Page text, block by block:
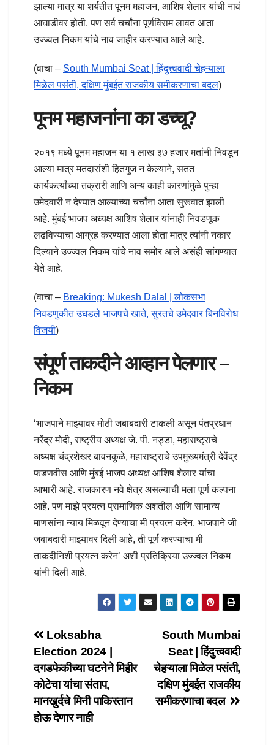
झाल्या मात्र या शर्यतीत पूनम महाजन, आशिष शेलार यांची नावं
आघाडीवर होती. पण सर्व चर्चांना पूर्णविराम लावत आता
उज्ज्वल निकम यांचे नाव जाहीर करण्यात आले आहे.
(वाचा – South Mumbai Seat | हिंदुत्त्ववादी चेहऱ्याला
मिळेल पसंती, दक्षिण मुंबईत राजकीय समीकरणाचा बदल)
पूनम महाजनांना का डच्चू?
२०१९ मध्ये पूनम महाजन या १ लाख ३७ हजार मतांनी निवडून
आल्या मात्र मतदारांशी हितगुज न केल्याने, सतत
कार्यकर्त्यांच्या तक्रारी आणि अन्य काही कारणांमुळे पुन्हा
उमेदवारी न देण्यात आल्याच्या चर्चांना आता सुरूवात झाली
आहे. मुंबई भाजप अध्यक्ष आशिष शेलार यांनाही निवडणूक
लढविण्याचा आग्रह करण्यात आला होता मात्र त्यांनी नकार
दिल्याने उज्ज्वल निकम यांचे नाव समोर आले असंही सांगण्यात
येते आहे.
(वाचा – Breaking: Mukesh Dalal | लोकसभा
निवडणुकीत उघडले भाजपचे खाते, सुरतचे उमेदवार बिनविरोध
विजयी)
संपूर्ण ताकदीने आव्हान पेलणार –
निकम
‘भाजपाने माझ्यावर मोठी जबाबदारी टाकली असून पंतप्रधान
नरेंद्र मोदी, राष्ट्रीय अध्यक्ष जे. पी. नड्डा, महाराष्ट्राचे
अध्यक्ष चंद्रशेखर बावनकुळे, महाराष्ट्राचे उपमुख्यमंत्री देवेंद्र
फडणवीस आणि मुंबई भाजप अध्यक्ष आशिष शेलार यांचा
आभारी आहे. राजकारण नवे क्षेत्र असल्याची मला पूर्ण कल्पना
आहे. पण माझे प्रयत्न प्रामाणिक अशतील आणि सामान्य
माणसांना न्याय मिळवून देण्याचा मी प्रयत्न करेन. भाजपाने जी
जबाबदारी माझ्यावर दिली आहे, ती पूर्ण करण्याचा मी
ताकदीनिशी प्रयत्न करेन’ अशी प्रतिक्रिया उज्ज्वल निकम
यांनी दिली आहे.
Post
navigation
South Mumbai
Seat | हिंदुत्त्ववादी
चेहऱ्याला मिळेल पसंती,
दक्षिण मुंबईत राजकीय
समीकरणाचा बदल
Loksabha
Election 2024 |
दगडफेकीच्या घटनेने मिहीर
कोटेचा यांचा संताप,
मानखुर्दचे मिनी पाकिस्तान
होऊ देणार नाही